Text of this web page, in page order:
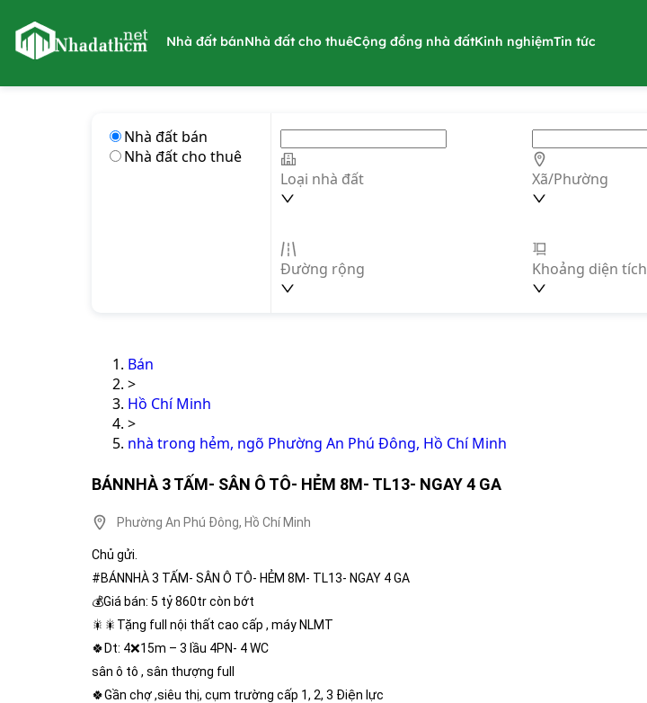
nhadathcm.net
Nhà đất bánNhà đất cho thuêCộng đồng nhà đấtKinh nghiệmTin tức
Nhà đất bán
Nhà đất cho thuê
Loại nhà đất
Xã/Phường
Đường rộng Khoảng diện tích
Bán
>
Hồ Chí Minh
>
nhà trong hẻm, ngõ Phường An Phú Đông, Hồ Chí Minh
BÁNNHÀ 3 TẤM- SÂN Ô TÔ- HẺM 8M- TL13- NGAY 4 GA
Phường An Phú Đông, Hồ Chí Minh
Chủ gửi.
#BÁNNHÀ 3 TẤM- SÂN Ô TÔ- HẺM 8M- TL13- NGAY 4 GA
💰Giá bán: 5 tỷ 860tr còn bớt
🎇🎇Tặng full nội thất cao cấp , máy NLMT
🍀Dt: 4❌15m – 3 lầu 4PN- 4 WC
sân ô tô , sân thượng full
🍀Gần chợ ,siêu thị, cụm trường cấp 1, 2, 3 Điện lực